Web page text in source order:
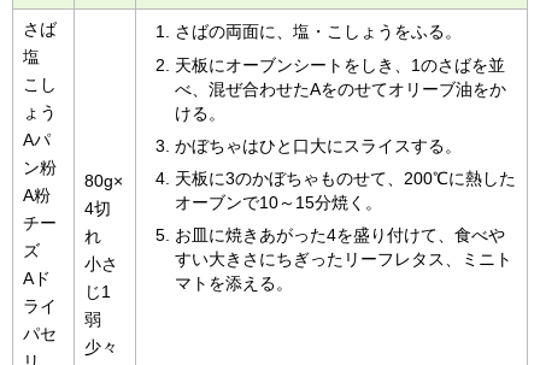
さば
塩
こし
ょう
Aパ
ン粉
A粉
チー
ズ
Aド
ライ
パセ
80g×
4切
れ
小さ
じ1
弱
少々
さばの両面に、塩・こしょうをふる。
天板にオーブンシートをしき、1のさばを並
べ、混ぜ合わせたAをのせてオリーブ油をか
ける。
かぼちゃはひと口大にスライスする。
天板に3のかぼちゃものせて、200℃に熱した
オーブンで10～15分焼く。
お皿に焼きあがった4を盛り付けて、食べや
すい大きさにちぎったリーフレタス、ミニト
マトを添える。